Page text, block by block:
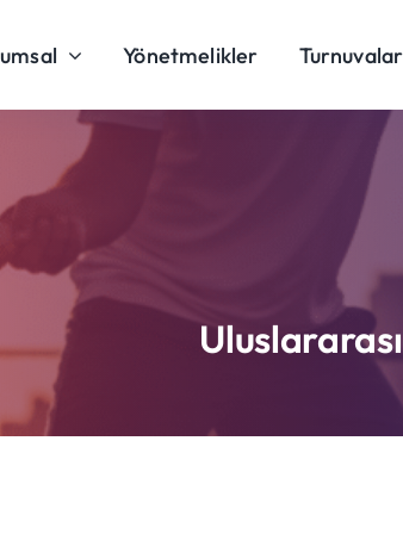
Yönetmelikler Turnuvalar